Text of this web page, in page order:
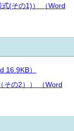
(その1)） （Word
16.9KB）
その2）） （Word